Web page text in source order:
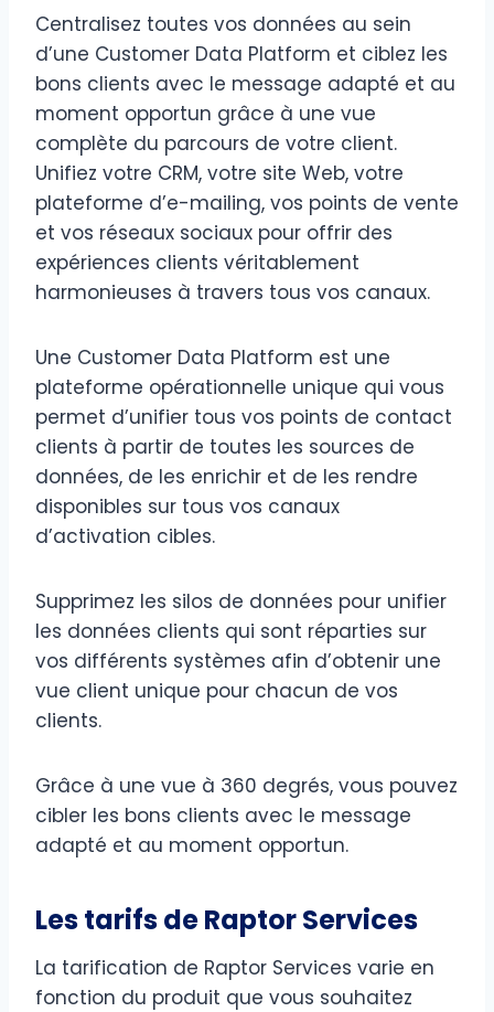
Centralisez toutes vos données au sein
d’une Customer Data Platform et ciblez les
bons clients avec le message adapté et au
moment opportun grâce à une vue
complète du parcours de votre client.
Unifiez votre CRM, votre site Web, votre
plateforme d’e-mailing, vos points de vente
et vos réseaux sociaux pour offrir des
expériences clients véritablement
harmonieuses à travers tous vos canaux.
Une Customer Data Platform est une
plateforme opérationnelle unique qui vous
permet d’unifier tous vos points de contact
clients à partir de toutes les sources de
données, de les enrichir et de les rendre
disponibles sur tous vos canaux
d’activation cibles.
Supprimez les silos de données pour unifier
les données clients qui sont réparties sur
vos différents systèmes afin d’obtenir une
vue client unique pour chacun de vos
clients.
Grâce à une vue à 360 degrés, vous pouvez
cibler les bons clients avec le message
adapté et au moment opportun.
Les tarifs de Raptor Services
La tarification de Raptor Services varie en
fonction du produit que vous souhaitez